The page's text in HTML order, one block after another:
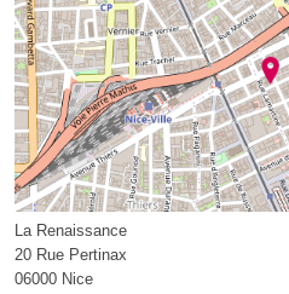
La Renaissance
20 Rue Pertinax
06000 Nice